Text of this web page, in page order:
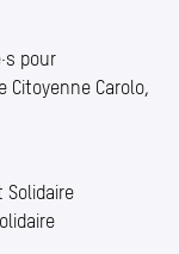
pour
Citoyenne Carolo,